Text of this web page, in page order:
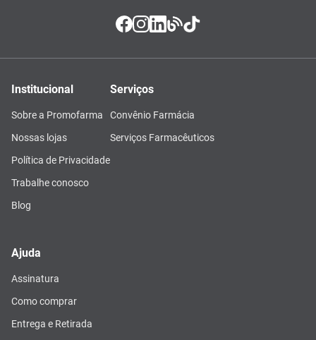
Institucional
Sobre a Promofarma
Nossas lojas
Política de Privacidade
Trabalhe conosco
Blog
Serviços
Convênio Farmácia
Serviços Farmacêuticos
Ajuda
Assinatura
Como comprar
Entrega e Retirada